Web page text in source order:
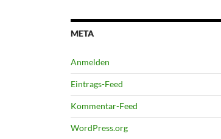
META
Anmelden
Eintrags-Feed
Kommentar-Feed
WordPress.org